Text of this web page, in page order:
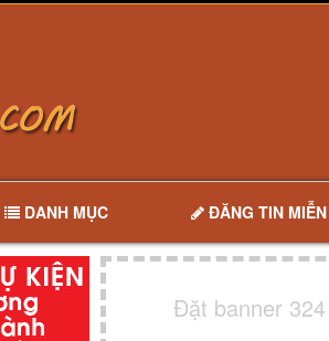
DANH MỤC ĐĂNG TIN MIỄN
Đặt banner